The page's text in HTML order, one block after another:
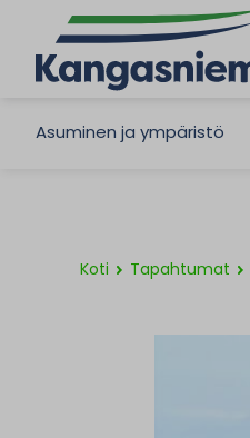
Asuminen ja ympäristö
Koti Tapahtumat